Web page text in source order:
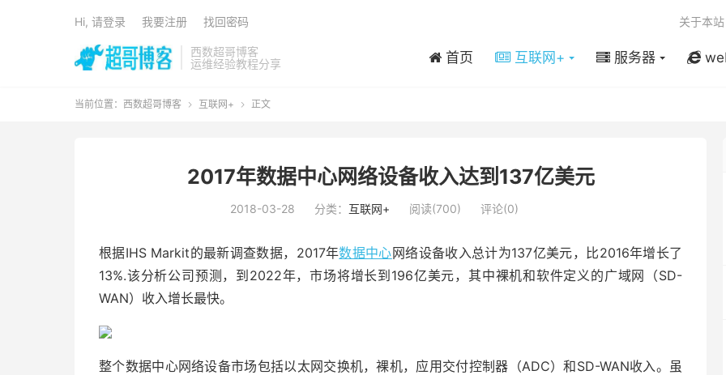
西数超哥博客
运维经验教程分享
首页 互联网+ 服务器
关于本站
Hi, 请登录 我要注册 找回密码
当前位置： 西数超哥博客  互联网+  正文
2017年数据中心网络设备收入达到137亿美元
2018-03-28 分类： 互联网+ 阅读(700) 评论(0)
根据IHS Markit的最新调查数据，2017年数据中心网络设备收入总计为137亿美元，比2016年增长了
13%.该分析公司预测，到2022年，市场将增长到196亿美元，其中裸机和软件定义的广域网（SD-
WAN）收入增长最快。
整个数据中心网络设备市场包括以太网交换机，裸机，应用交付控制器（ADC）和SD-WAN收入。虽